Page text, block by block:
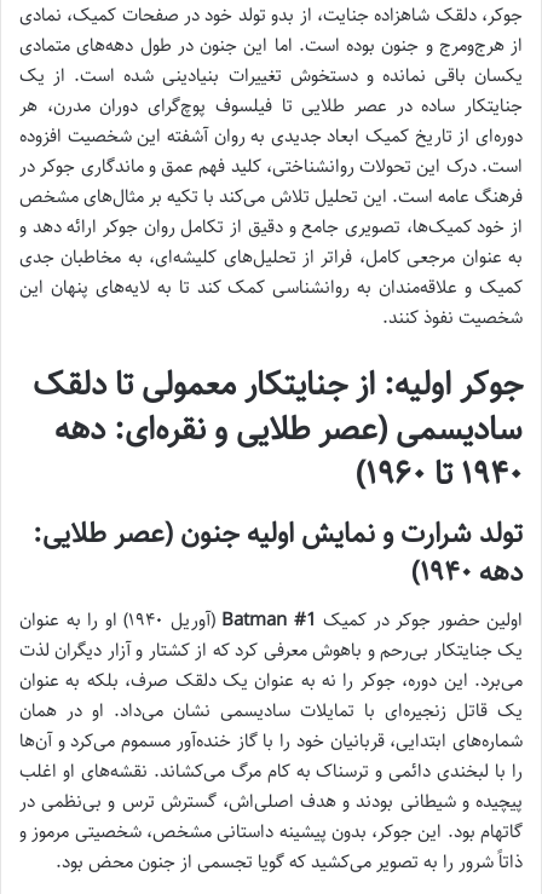
جوکر، دلقک شاهزاده جنایت، از بدو تولد خود در صفحات کمیک‌، نمادی
از هرج‌ومرج و جنون بوده است. اما این جنون در طول دهه‌های متمادی
یکسان باقی نمانده و دستخوش تغییرات بنیادینی شده است. از یک
جنایتکار ساده در عصر طلایی تا فیلسوف پوچ‌گرای دوران مدرن، هر
دوره‌ای از تاریخ کمیک ابعاد جدیدی به روان آشفته این شخصیت افزوده
است. درک این تحولات روانشناختی، کلید فهم عمق و ماندگاری جوکر در
فرهنگ عامه است. این تحلیل تلاش می‌کند با تکیه بر مثال‌های مشخص
از خود کمیک‌ها، تصویری جامع و دقیق از تکامل روان جوکر ارائه دهد و
به عنوان مرجعی کامل، فراتر از تحلیل‌های کلیشه‌ای، به مخاطبان جدی
کمیک و علاقه‌مندان به روانشناسی کمک کند تا به لایه‌های پنهان این
شخصیت نفوذ کنند.
جوکر اولیه: از جنایتکار معمولی تا دلقک
سادیسمی (عصر طلایی و نقره‌ای: دهه
۱۹۴۰ تا ۱۹۶۰)
تولد شرارت و نمایش اولیه جنون (عصر طلایی:
دهه ۱۹۴۰)
اولین حضور جوکر در کمیک Batman #1
(آوریل ۱۹۴۰) او را به عنوان
یک جنایتکار بی‌رحم و باهوش معرفی کرد که از کشتار و آزار دیگران لذت
می‌برد. این دوره، جوکر را نه به عنوان یک دلقک صرف، بلکه به عنوان
یک قاتل زنجیره‌ای با تمایلات سادیسمی نشان می‌داد. او در همان
شماره‌های ابتدایی، قربانیان خود را با گاز خنده‌آور مسموم می‌کرد و آن‌ها
را با لبخندی دائمی و ترسناک به کام مرگ می‌کشاند. نقشه‌های او اغلب
پیچیده و شیطانی بودند و هدف اصلی‌اش، گسترش ترس و بی‌نظمی در
گاتهام بود. این جوکر، بدون پیشینه داستانی مشخص، شخصیتی مرموز و
ذاتاً شرور را به تصویر می‌کشید که گویا تجسمی از جنون محض بود.